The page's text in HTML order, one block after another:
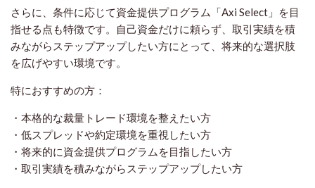
さらに、条件に応じて資金提供プログラム「Axi Select」を目
指せる点も特徴です。自己資金だけに頼らず、取引実績を積
みながらステップアップしたい方にとって、将来的な選択肢
を広げやすい環境です。
特におすすめの方：
・本格的な裁量トレード環境を整えたい方
・低スプレッドや約定環境を重視したい方
・将来的に資金提供プログラムを目指したい方
・取引実績を積みながらステップアップしたい方